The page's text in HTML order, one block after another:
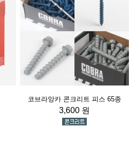
코브라앙카 콘크리트 피스 65종
3,600 원